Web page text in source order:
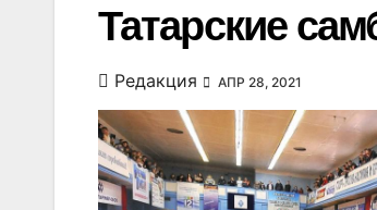
Татарские
Редакция АПР 28, 2021